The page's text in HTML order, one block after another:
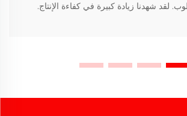
لقد شهدنا زيادة كبيرة في كفاءة الإنتاج.